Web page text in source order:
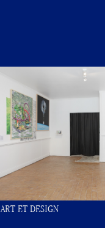
ART ET DESIGN